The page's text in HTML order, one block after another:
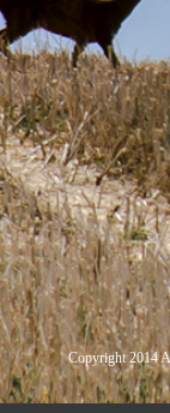
Copyright 2014